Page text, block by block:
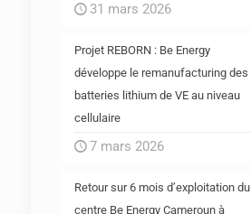
31 mars 2026
Projet REBORN : Be Energy
développe le remanufacturing des
batteries lithium de VE au niveau
cellulaire
7 mars 2026
Retour sur 6 mois d’exploitation du
centre Be Energy Cameroun à